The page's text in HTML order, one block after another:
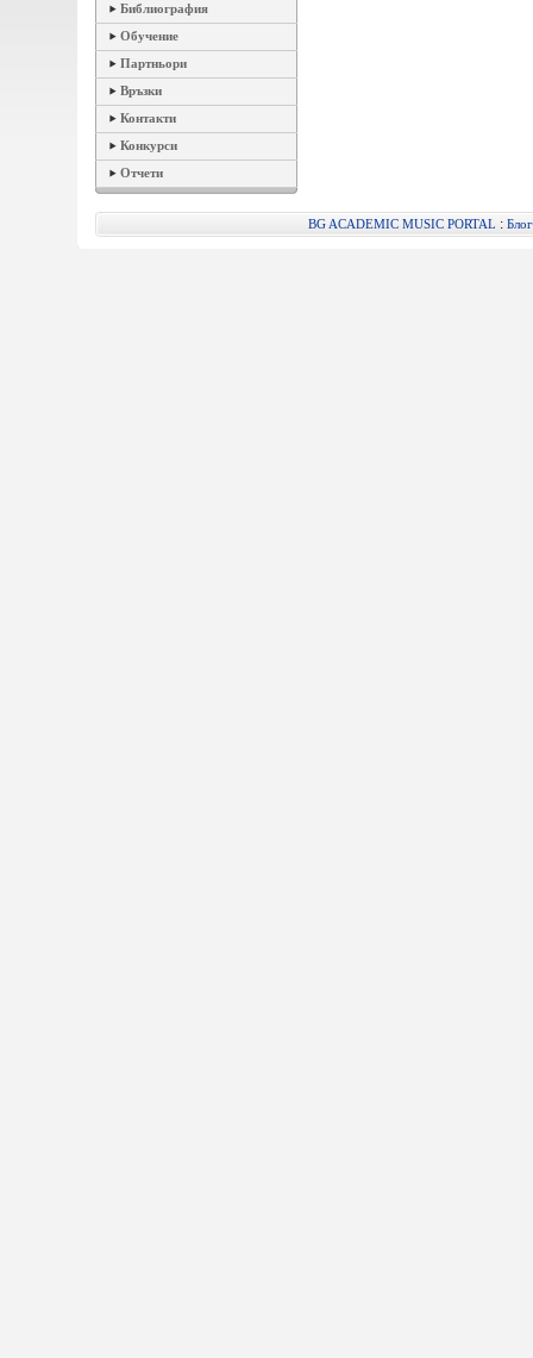
Библиография
Обучение
Партньори
Връзки
Контакти
Конкурси
Отчети
BG ACADEMIC MUSIC PORTAL : Блог